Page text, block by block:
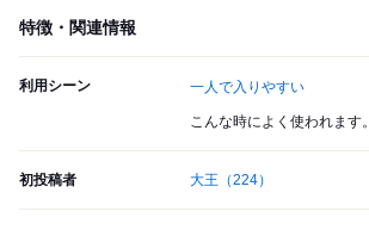
特徴・関連情報
利用シーン 一人で入りやすい
こんな時によく使われます。
初投稿者 大王 （224）